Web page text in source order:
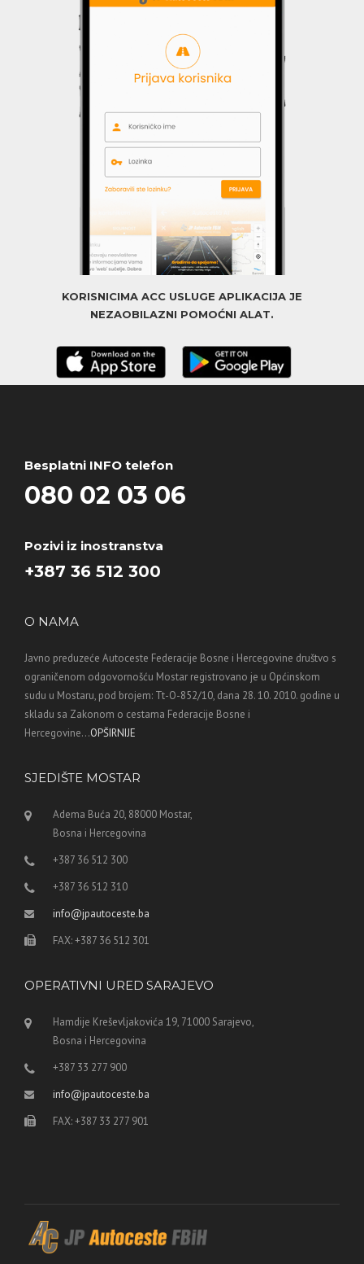
KORISNICIMA ACC USLUGE APLIKACIJA JE
NEZAOBILAZNI POMOĆNI ALAT.
Besplatni INFO telefon
080 02 03 06
Pozivi iz inostranstva
+387 36 512 300
O NAMA
Javno preduzeće Autoceste Federacije Bosne i Hercegovine društvo s
ograničenom odgovornošću Mostar registrovano je u Općinskom
sudu u Mostaru, pod brojem: Tt-O-852/10, dana 28. 10. 2010. godine u
skladu sa Zakonom o cestama Federacije Bosne i
Hercegovine...OPŠIRNIJE
SJEDIŠTE MOSTAR
Adema Buća 20, 88000 Mostar,
Bosna i Hercegovina
+387 36 512 300
+387 36 512 310
info@jpautoceste.ba
FAX: +387 36 512 301
OPERATIVNI URED SARAJEVO
Hamdije Kreševljakovića 19, 71000 Sarajevo,
Bosna i Hercegovina
+387 33 277 900
info@jpautoceste.ba
FAX: +387 33 277 901